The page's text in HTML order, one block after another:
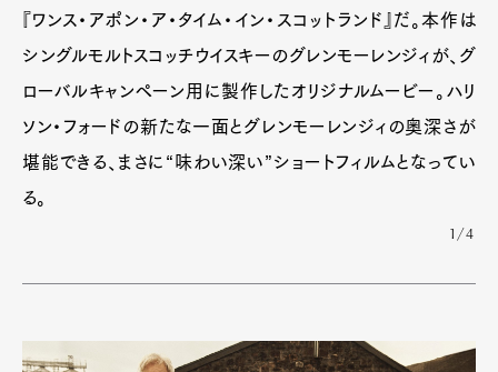
『ワンス・アポン・ア・タイム・イン・スコットランド』だ。本作は
シングルモルトスコッチウイスキーのグレンモーレンジィが、グ
ローバルキャンペーン用に製作したオリジナルムービー。ハリ
ソン・フォードの新たな一面とグレンモーレンジィの奥深さが
堪能できる、まさに“味わい深い”ショートフィルムとなってい
る。
1/4